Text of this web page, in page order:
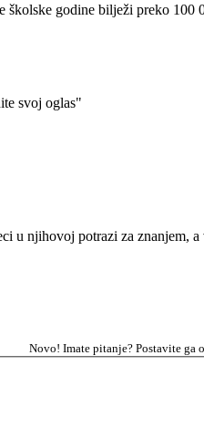
godine bilježi preko 100
svoj oglas"
u njihovoj potrazi za znanjem,
Novo! Imate pitanje? Postavite ga